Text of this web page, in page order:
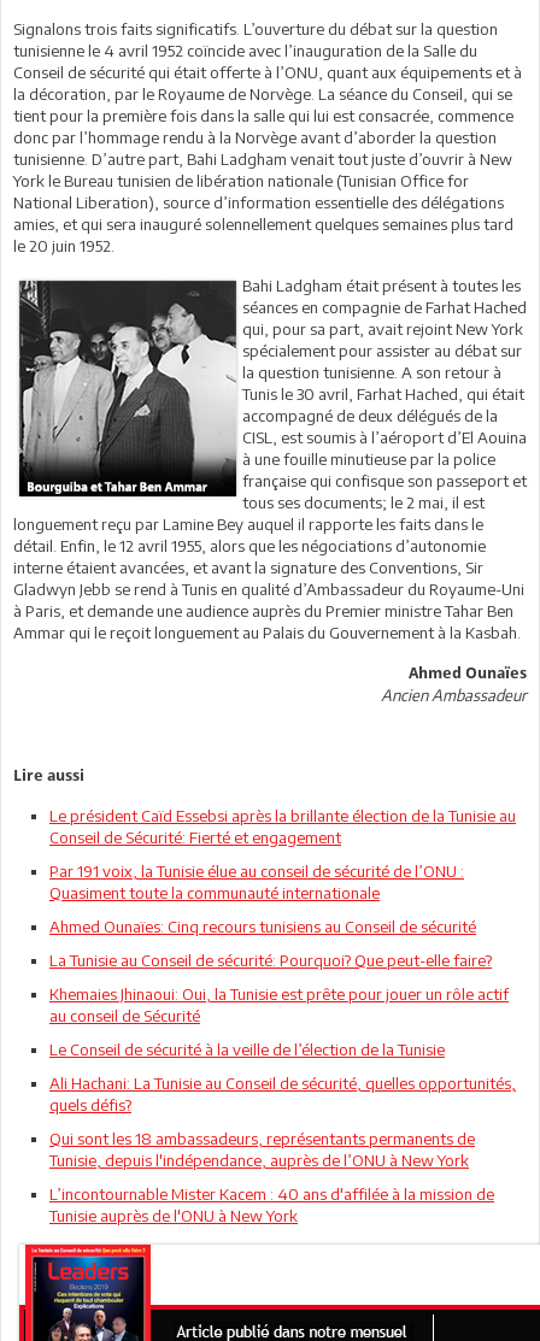
Signalons trois faits significatifs. L’ouverture du débat sur la question
tunisienne le 4 avril 1952 coïncide avec l’inauguration de la Salle du
Conseil de sécurité qui était offerte à l’ONU, quant aux équipements et à
la décoration, par le Royaume de Norvège. La séance du Conseil, qui se
tient pour la première fois dans la salle qui lui est consacrée, commence
donc par l’hommage rendu à la Norvège avant d’aborder la question
tunisienne. D’autre part, Bahi Ladgham venait tout juste d’ouvrir à New
York le Bureau tunisien de libération nationale (Tunisian Office for
National Liberation), source d’information essentielle des délégations
amies, et qui sera inauguré solennellement quelques semaines plus tard
le 20 juin 1952.
Bahi Ladgham était présent à toutes les
séances en compagnie de Farhat Hached
qui, pour sa part, avait rejoint New York
spécialement pour assister au débat sur
la question tunisienne. A son retour à
Tunis le 30 avril, Farhat Hached, qui était
accompagné de deux délégués de la
CISL, est soumis à l’aéroport d’El Aouina
à une fouille minutieuse par la police
française qui confisque son passeport et
tous ses documents; le 2 mai, il est
longuement reçu par Lamine Bey auquel il rapporte les faits dans le
détail. Enfin, le 12 avril 1955, alors que les négociations d’autonomie
interne étaient avancées, et avant la signature des Conventions, Sir
Gladwyn Jebb se rend à Tunis en qualité d’Ambassadeur du Royaume-Uni
à Paris, et demande une audience auprès du Premier ministre Tahar Ben
Ammar qui le reçoit longuement au Palais du Gouvernement à la Kasbah.
Ahmed Ounaïes
Ancien Ambassadeur
Lire aussi
Le président Caïd Essebsi après la brillante élection de la Tunisie au
Conseil de Sécurité: Fierté et engagement
Par 191 voix, la Tunisie élue au conseil de sécurité de l’ONU :
Quasiment toute la communauté internationale
Ahmed Ounaïes: Cinq recours tunisiens au Conseil de sécurité
La Tunisie au Conseil de sécurité: Pourquoi? Que peut-elle faire?
Khemaies Jhinaoui: Oui, la Tunisie est prête pour jouer un rôle actif
au conseil de Sécurité
Le Conseil de sécurité à la veille de l’élection de la Tunisie
Ali Hachani: La Tunisie au Conseil de sécurité, quelles opportunités,
quels défis?
Qui sont les 18 ambassadeurs, représentants permanents de
Tunisie, depuis l'indépendance, auprès de l’ONU à New York
L’incontournable Mister Kacem : 40 ans d'affilée à la mission de
Tunisie auprès de l'ONU à New York